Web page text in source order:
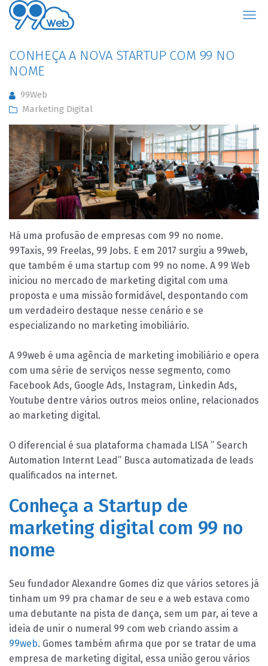
CONHEÇA A NOVA STARTUP COM 99 NO
NOME
99Web
Marketing Digital
Há uma profusão de empresas com 99 no nome.
99Taxis, 99 Freelas, 99 Jobs. E em 2017 surgiu a 99web,
que também é uma startup com 99 no nome. A 99 Web
iniciou no mercado de marketing digital com uma
proposta e uma missão formidável, despontando com
um verdadeiro destaque nesse cenário e se
especializando no marketing imobiliário.
A 99web é uma agência de marketing imobiliário e opera
com uma série de serviços nesse segmento, como
Facebook Ads, Google Ads, Instagram, Linkedin Ads,
Youtube dentre vários outros meios online, relacionados
ao marketing digital.
O diferencial é sua plataforma chamada LISA ” Search
Automation Internt Lead” Busca automatizada de leads
qualificados na internet.
Conheça a Startup de
marketing digital com 99 no
nome
Seu fundador Alexandre Gomes diz que vários setores já
tinham um 99 pra chamar de seu e a web estava como
uma debutante na pista de dança, sem um par, ai teve a
ideia de unir o numeral 99 com web criando assim a
99web. Gomes também afirma que por se tratar de uma
empresa de marketing digital, essa união gerou vários